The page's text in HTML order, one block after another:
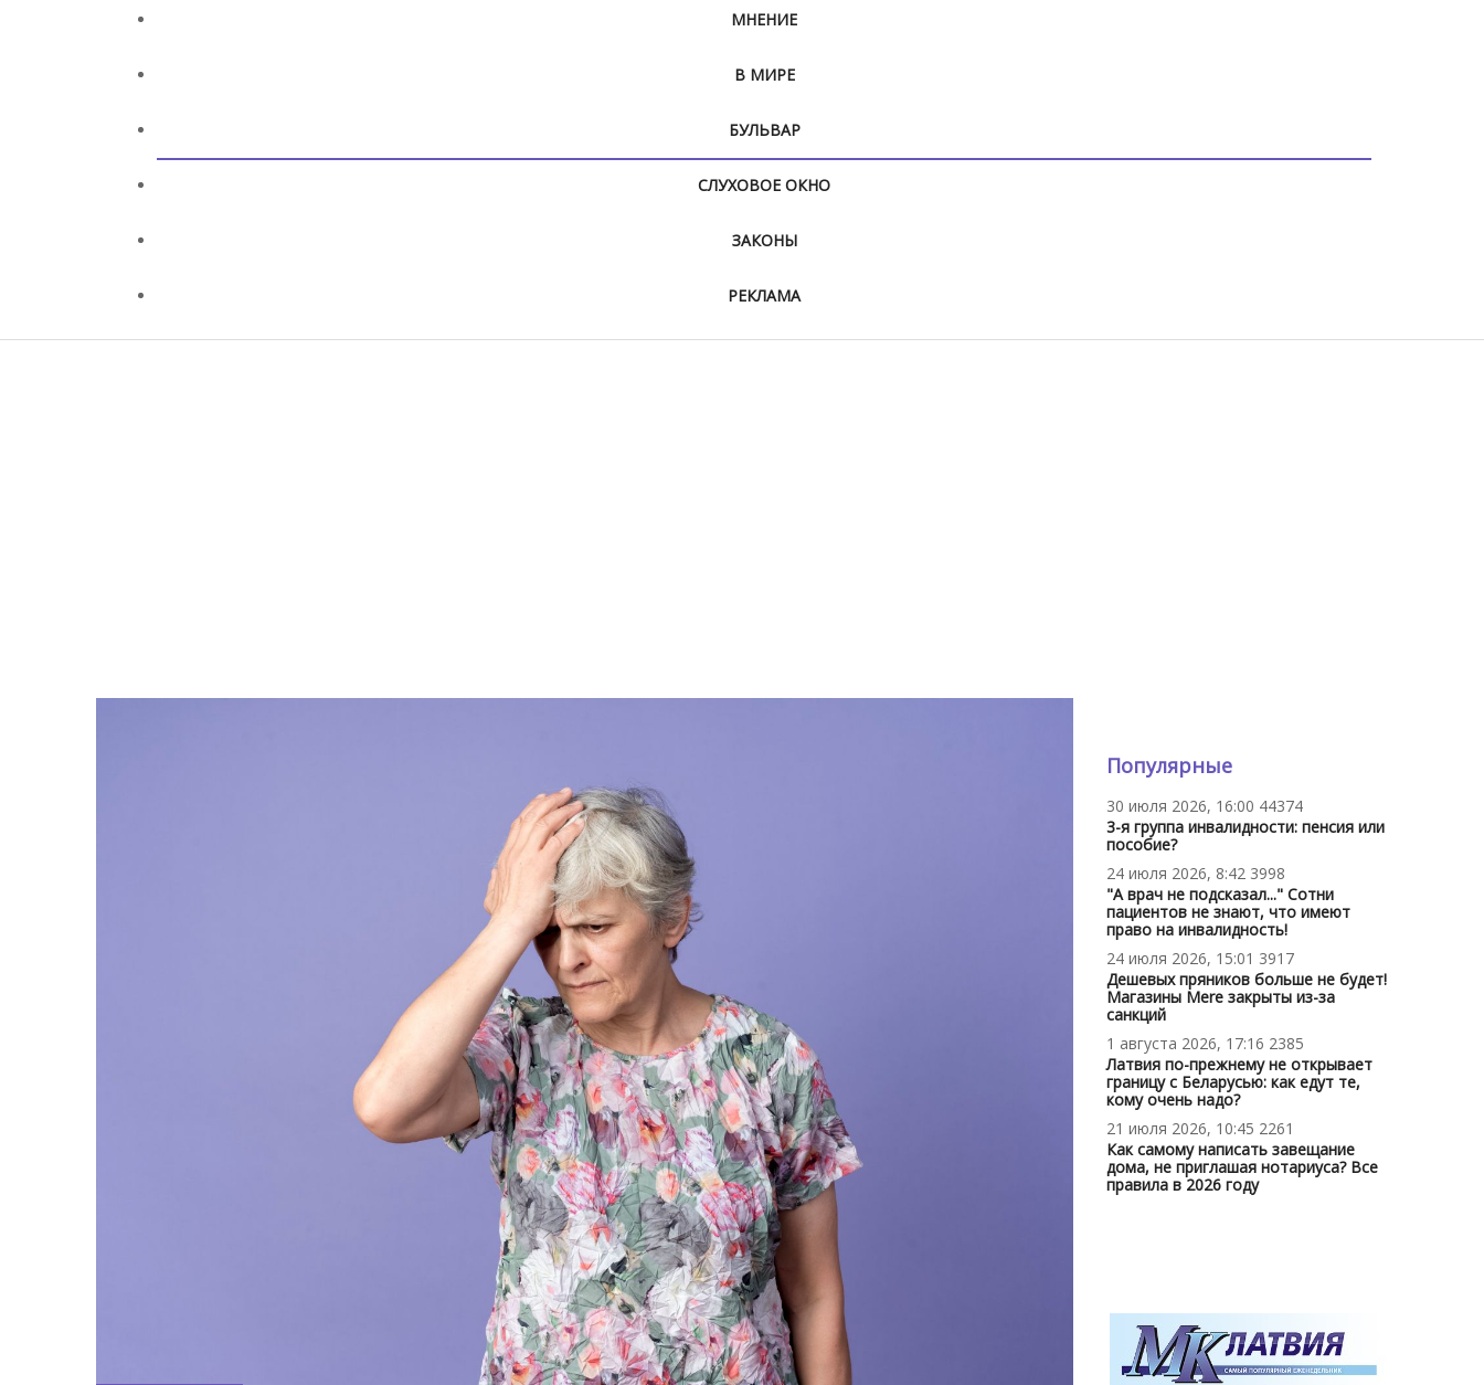
МНЕНИЕ
В МИРЕ
БУЛЬВАР
СЛУХОВОЕ ОКНО
ЗАКОНЫ
РЕКЛАМА
Популярные
30 июля 2026, 16:00 44374
3-я группа инвалидности: пенсия или
пособие?
24 июля 2026, 8:42 3998
"А врач не подсказал..." Сотни
пациентов не знают, что имеют
право на инвалидность!
24 июля 2026, 15:01 3917
Дешевых пряников больше не будет!
Магазины Mere закрыты из-за
санкций
1 августа 2026, 17:16 2385
Латвия по-прежнему не открывает
границу с Беларусью: как едут те,
кому очень надо?
21 июля 2026, 10:45 2261
Как самому написать завещание
дома, не приглашая нотариуса? Все
правила в 2026 году